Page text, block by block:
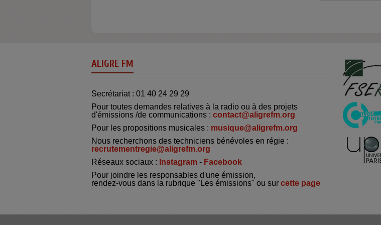
ALIGRE FM
Secrétariat : 01 40 24 29 29
Pour toutes demandes relatives à la radio ou à des projets
d'émissions /de communications : contact@aligrefm.org
Pour les propositions musicales : musique@aligrefm.org
Nous recherchons des techniciens bénévoles en régie :
recrutementregie@aligrefm.org
Réseaux sociaux : Instagram - Facebook
Pour joindre les responsables d'une émission,
rendez-vous dans la rubrique "Les émissions" ou sur cette page